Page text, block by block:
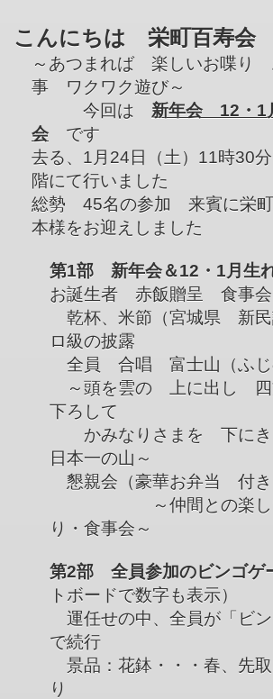
こんにちは 栄町百寿会
～あつまれば 楽しいお喋り
事 ワクワク遊び～
今回は 新年会 12・1
会です
去る、1月24日（土）11時30
階にて行いました
総勢 45名の参加 来賓に栄町
本様をお迎えしました
第1部 新年会＆12・1月生
お誕生者 赤飯贈呈 食事会
乾杯、米節（宮城県 新民
ロ級の披露
全員 合唱 富士山（ふじ
～頭を雲の 上に出し
下ろして
かみなりさまを 下に
日本一の山～
懇親会（豪華お弁当 付き
～仲間との楽しい
り・食事会～
第2部 全員参加のビンゴゲ
トボードで数字も表示）
運任せの中、全員が「ビン
で続行
景品：花鉢・・・春、先
り